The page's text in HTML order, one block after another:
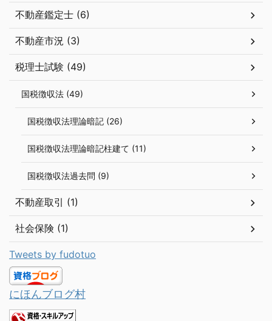
不動産鑑定士 (6)
不動産市況 (3)
税理士試験 (49)
国税徴収法 (49)
国税徴収法理論暗記 (26)
国税徴収法理論暗記柱建て (11)
国税徴収法過去問 (9)
不動産取引 (1)
社会保険 (1)
Tweets by fudotuo
にほんブログ村